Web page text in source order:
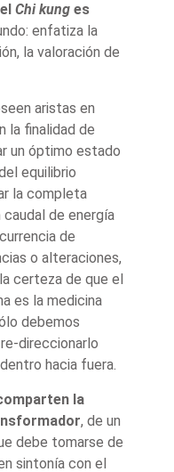
Chi kung es
enfatiza la
la valoración de
aristas en
la finalidad de
un óptimo estado
equilibrio
la completa
de energía
de
o alteraciones,
certeza de que el
es la medicina
debemos
direccionarlo
hacia fuera.
la
, de un
debe tomarse de
sintonía con el